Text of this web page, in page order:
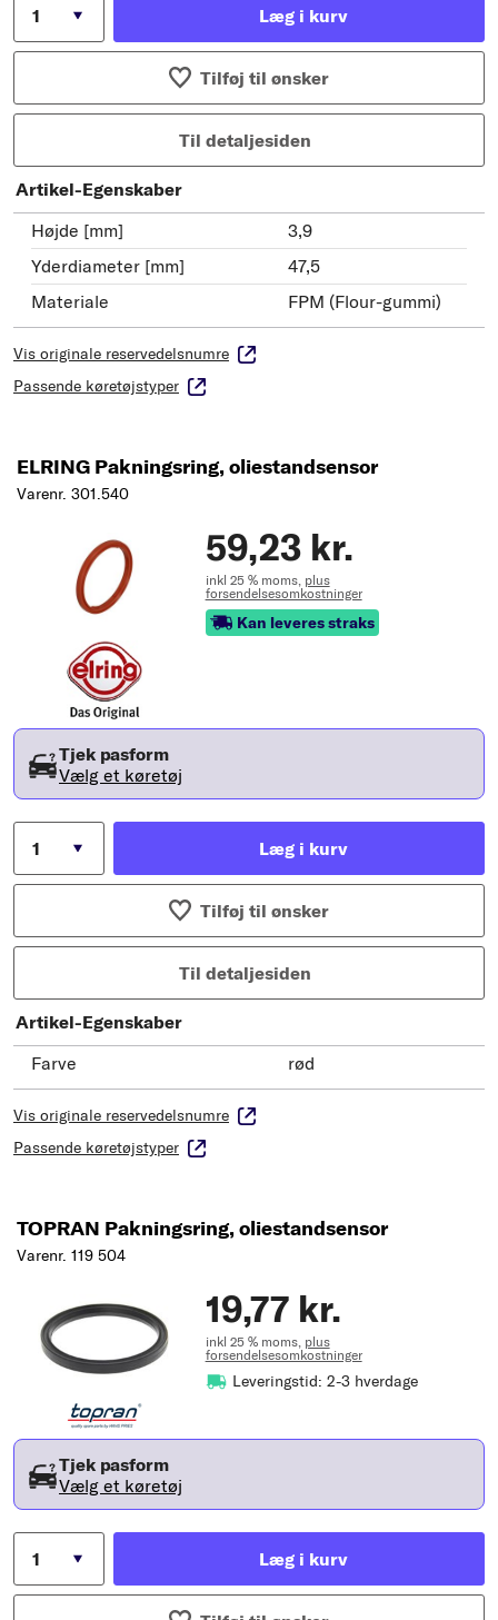
Læg i kurv
Tilføj til ønsker
Til detaljesiden
Artikel-Egenskaber
Højde [mm]
3,9
Yderdiameter [mm]
47,5
Materiale
FPM (Flour-gummi)
Vis originale reservedelsnumre
Passende køretøjstyper
ELRING Pakningsring, oliestandsensor
Varenr. 301.540
59,23 kr.
inkl 25 % moms, plus
forsendelsesomkostninger
Kan leveres straks
Tjek pasform
Vælg et køretøj
Læg i kurv
Tilføj til ønsker
Til detaljesiden
Artikel-Egenskaber
Farve
rød
Vis originale reservedelsnumre
Passende køretøjstyper
TOPRAN Pakningsring, oliestandsensor
Varenr. 119 504
19,77 kr.
inkl 25 % moms, plus
forsendelsesomkostninger
Leveringstid: 2-3 hverdage
Tjek pasform
Vælg et køretøj
Læg i kurv